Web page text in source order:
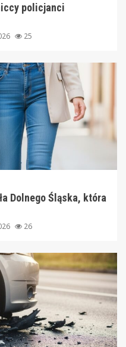
policjanci
25
Dolnego Śląska, która
26